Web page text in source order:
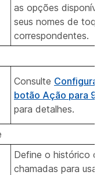
as opções
seus nomes de
correspondentes.
Consulte Configurar
botão Ação para
para detalhes.
Define o histórico de
chamadas para usar